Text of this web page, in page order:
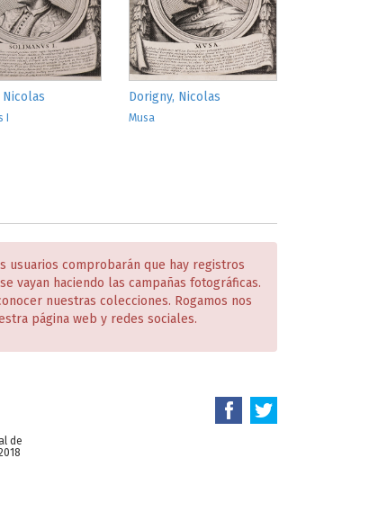
Nicolas
I
Dorigny, Nicolas
Musa
usuarios comprobarán que hay registros
vayan haciendo las campañas fotográficas.
nuestras colecciones. Rogamos nos
página web y redes sociales.
de